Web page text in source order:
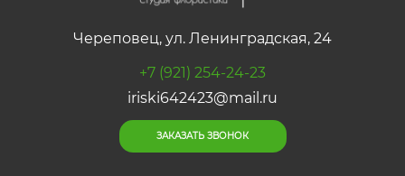
Череповец, ул. Ленинградская, 24
+7 (921) 254-24-23
iriski642423@mail.ru
ЗАКАЗАТЬ ЗВОНОК